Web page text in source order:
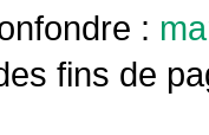
:
fins de